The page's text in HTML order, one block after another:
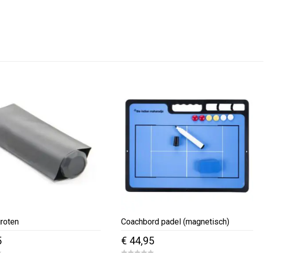
Coachbord padel (magnetisch)
€ 44,95